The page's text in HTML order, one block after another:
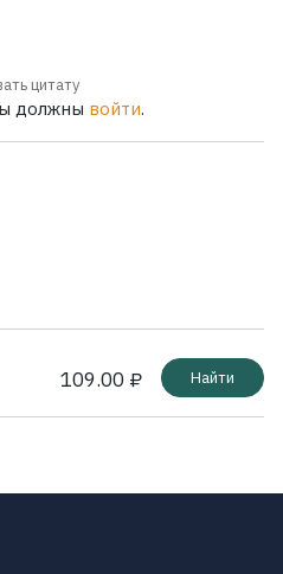
цитату
должны войти.
109.00 ₽ Найти